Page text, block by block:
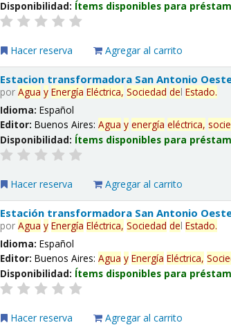
Disponibilidad: Ítems disponibles para
Hacer reserva Agregar al carrito
Estacion transformadora San Antonio
porAgua y Energía Eléctrica, Sociedad delEstado.
Idioma:Español
Editor:Buenos Aires:Agua y energía eléctrica,
Disponibilidad: Ítems disponibles para
Hacer reserva Agregar al carrito
Estación transformadora San Antonio
porAgua y Energía Eléctrica, Sociedad delEstado.
Idioma:Español
Editor:Buenos Aires:Agua y Energía Eléctrica,
Disponibilidad: Ítems disponibles para
Hacer reserva Agregar al carrito